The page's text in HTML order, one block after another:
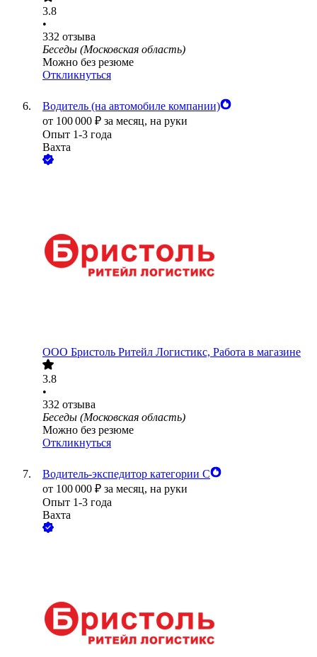
3.8
•
332 отзыва
Беседы (Московская область)
Можно без резюме
Откликнуться
Водитель (на автомобиле компании)
от 100 000 ₽ за месяц, на руки
Опыт 1-3 года
Вахта
ООО Бристоль Ритейл Логистикс, Работа в магазине
3.8
•
332 отзыва
Беседы (Московская область)
Можно без резюме
Откликнуться
Водитель-экспедитор категории С
от 100 000 ₽ за месяц, на руки
Опыт 1-3 года
Вахта